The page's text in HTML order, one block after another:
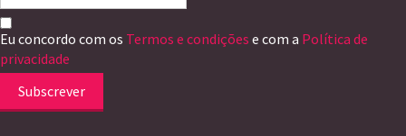
Eu concordo com os Termos e condições e com a Política de
privacidade
Subscrever